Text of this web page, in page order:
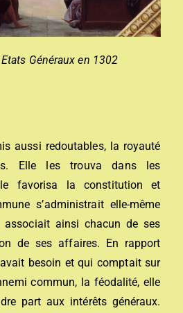
Généraux en 1302
aussi redoutables, la royauté
Elle les trouva dans les
favorisa la constitution et
s’administrait elle-même
associait ainsi chacun de ses
de ses affaires. En rapport
besoin et qui comptait sur
commun, la féodalité, elle
part aux intérêts généraux.